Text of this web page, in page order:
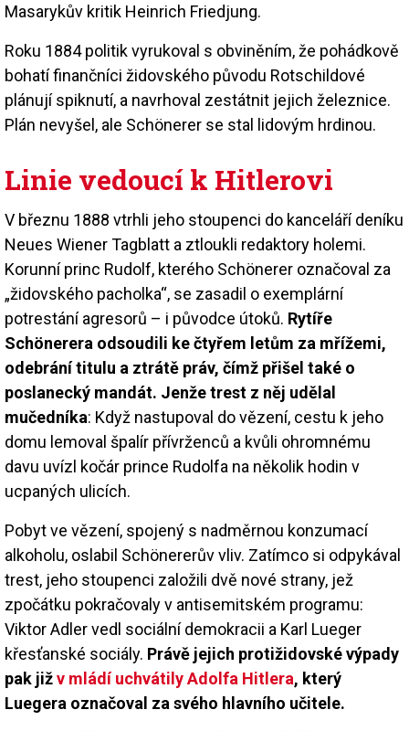
Masarykův kritik Heinrich Friedjung.
Roku 1884 politik vyrukoval s obviněním, že pohádkově
bohatí finančníci židovského původu Rotschildové
plánují spiknutí, a navrhoval zestátnit jejich železnice.
Plán nevyšel, ale Schönerer se stal lidovým hrdinou.
Linie vedoucí k Hitlerovi
V březnu 1888 vtrhli jeho stoupenci do kanceláří deníku
Neues Wiener Tagblatt a ztloukli redaktory holemi.
Korunní princ Rudolf, kterého Schönerer označoval za
„židovského pacholka“, se zasadil o exemplární
potrestání agresorů – i původce útoků. Rytíře
Schönerera odsoudili ke čtyřem letům za mřížemi,
odebrání titulu a ztrátě práv, čímž přišel také o
poslanecký mandát. Jenže trest z něj udělal
mučedníka: Když nastupoval do vězení, cestu k jeho
domu lemoval špalír přívrženců a kvůli ohromnému
davu uvízl kočár prince Rudolfa na několik hodin v
ucpaných ulicích.
Pobyt ve vězení, spojený s nadměrnou konzumací
alkoholu, oslabil Schönererův vliv. Zatímco si odpykával
trest, jeho stoupenci založili dvě nové strany, jež
zpočátku pokračovaly v antisemitském programu:
Viktor Adler vedl sociální demokracii a Karl Lueger
křesťanské sociály. Právě jejich protižidovské výpady
pak jižv mládí uchvátily Adolfa Hitlera, který
Luegera označoval za svého hlavního učitele.